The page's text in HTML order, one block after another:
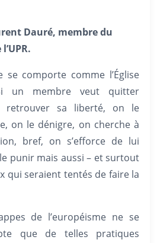
Dauré, membre du
se comporte comme l’Église
un membre veut quitter
retrouver sa liberté, on le
on le dénigre, on cherche à
bref, on s’efforce de lui
punir mais aussi – et surtout
qui seraient tentés de faire la
de l’européisme ne se
que de telles pratiques